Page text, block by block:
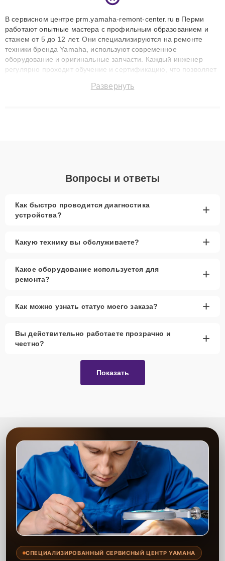
В сервисном центре prm.yamaha-remont-center.ru в Перми
работают опытные мастера с профильным образованием и
стажем от 5 до 12 лет. Они специализируются на ремонте
техники бренда Yamaha, используют современное
оборудование и оригинальные запчасти. Каждый инженер
регулярно проходит обучение и сертификацию, что позволяет
технику с сохранением гарантии до 3 лет. Наши мастера
Развернуть
Вопросы и ответы
Как быстро проводится диагностика
устройства?
+
Какую технику вы обслуживаете? +
Какое оборудование используется для
ремонта?
+
Как можно узнать статус моего заказа? +
Вы действительно работаете прозрачно и
честно?
+
Показать
СПЕЦИАЛИЗИРОВАННЫЙ СЕРВИСНЫЙ ЦЕНТР YAMAHA